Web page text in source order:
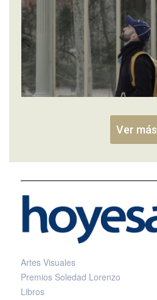
Ver más
Artes Visuales
Premios Soledad Lorenzo
Libros